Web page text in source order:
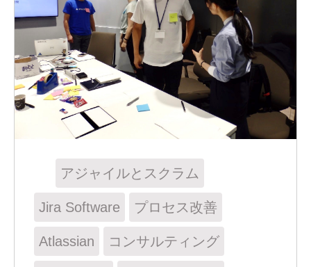
アジャイルとスクラム
Jira Software プロセス改善
Atlassian コンサルティング